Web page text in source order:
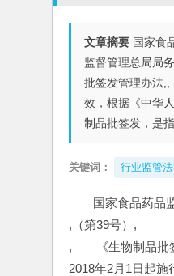
文章摘要 国家食
监督管理总局局
批签发管理办法
效，根据《中华
制品批签发，是
关键词： 行业监管
国家食品药品
,（第39号）,
,　　《生物制品批
2018年2月1日起施